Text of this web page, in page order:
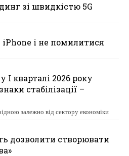
зі швидкістю 5G
і не помилитися
кварталі 2026 року
стабілізації –
залежно від сектору економіки
дозволити створювати